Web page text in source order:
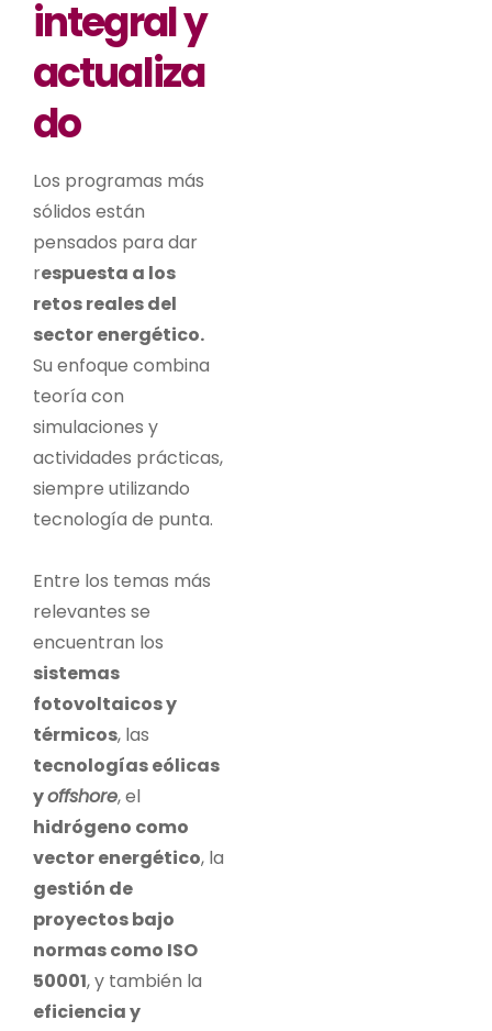
integral y
actualiza
do
Los programas más
sólidos están
pensados para dar
respuesta a los
retos reales del
sector energético.
Su enfoque combina
teoría con
simulaciones y
actividades prácticas,
siempre utilizando
tecnología de punta.
Entre los temas más
relevantes se
encuentran los
sistemas
fotovoltaicos y
térmicos, las
tecnologías eólicas
yoffshore, el
hidrógeno como
vector energético, la
gestión de
proyectos bajo
normas como ISO
50001, y también la
eficiencia y